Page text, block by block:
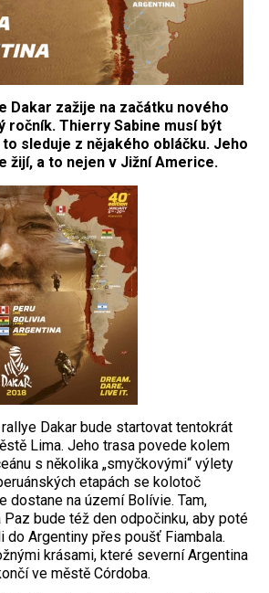
Dakar zažije na začátku nového
ročník. Thierry Sabine musí být
sleduje z nějakého obláčku. Jeho
žijí, a to nejen v Jižní Americe.
Dakar bude startovat tentokrát
Lima. Jeho trasa povede kolem
s několika „smyčkovými“ výlety
etapách se kolotoč
dostane na území Bolívie. Tam,
Paz bude též den odpočinku, aby poté
do Argentiny přes poušť Fiambala.
krásami, které severní Argentina
ve městě Córdoba.